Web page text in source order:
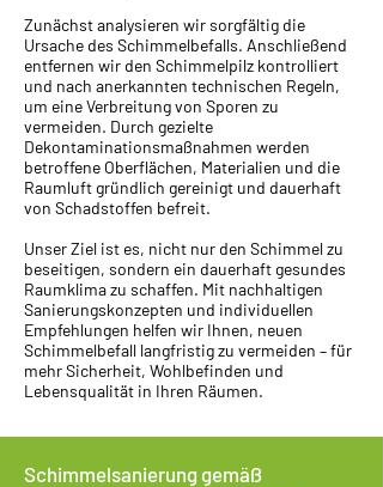
Zunächst analysieren wir sorgfältig die
Ursache des Schimmelbefalls. Anschließend
entfernen wir den Schimmelpilz kontrolliert
und nach anerkannten technischen Regeln,
um eine Verbreitung von Sporen zu
vermeiden. Durch gezielte
Dekontaminationsmaßnahmen werden
betroffene Oberflächen, Materialien und die
Raumluft gründlich gereinigt und dauerhaft
von Schadstoffen befreit.
Unser Ziel ist es, nicht nur den Schimmel zu
beseitigen, sondern ein dauerhaft gesundes
Raumklima zu schaffen. Mit nachhaltigen
Sanierungskonzepten und individuellen
Empfehlungen helfen wir Ihnen, neuen
Schimmelbefall langfristig zu vermeiden – für
mehr Sicherheit, Wohlbefinden und
Lebensqualität in Ihren Räumen.
Schimmelsanierung gemäß